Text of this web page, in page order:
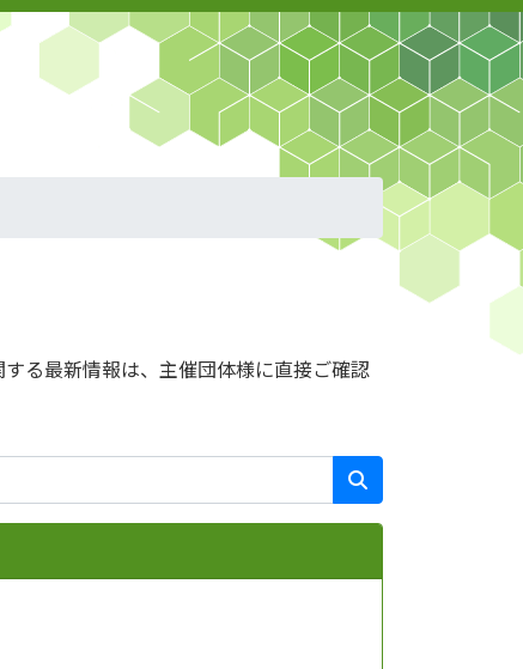
る最新情報は、主催団体様に直接ご確認